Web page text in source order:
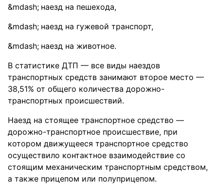
наезд на пешехода,
наезд на гужевой транспорт,
наезд на животное.
В статистике ДТП — все виды наездов
транспортных средств занимают второе место —
38,51% от общего количества дорожно-
транспортных происшествий.
Наезд на стоящее транспортное средство —
дорожно-транспортное происшествие, при
котором движущееся транспортное средство
осуществило контактное взаимодействие со
стоящим механическим транспортным средством,
а также прицепом или полуприцепом.